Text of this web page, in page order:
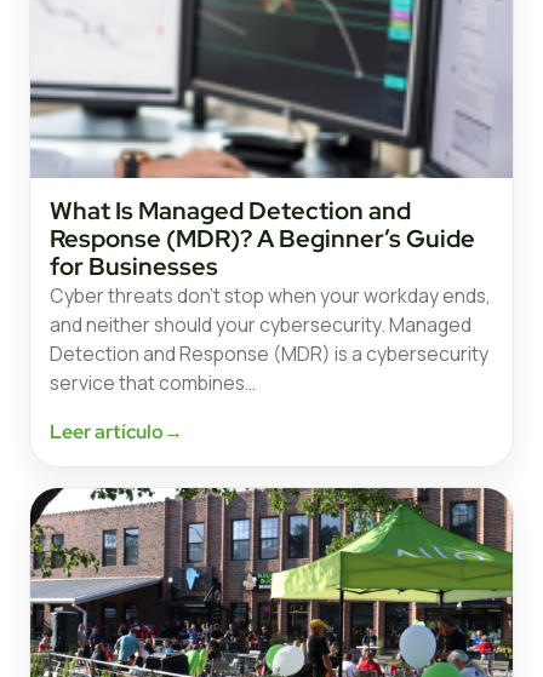
What Is Managed Detection and
Response (MDR)? A Beginner’s Guide
for Businesses
Cyber threats don’t stop when your workday ends,
and neither should your cybersecurity. Managed
Detection and Response (MDR) is a cybersecurity
service that combines…
Leer artículo→